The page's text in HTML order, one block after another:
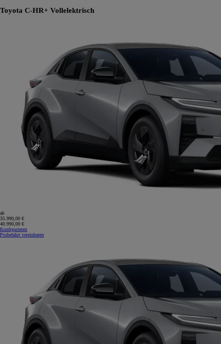
Toyota C-HR+ Vollelektrisch
ab
35.990,00 €
40.990,00 €
Konfigurieren
Probefahrt vereinbaren